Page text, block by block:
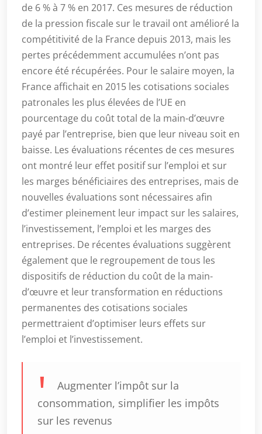
de 6 % à 7 % en 2017. Ces mesures de réduction
de la pression fiscale sur le travail ont amélioré la
compétitivité de la France depuis 2013, mais les
pertes précédemment accumulées n’ont pas
encore été récupérées. Pour le salaire moyen, la
France affichait en 2015 les cotisations sociales
patronales les plus élevées de l’UE en
pourcentage du coût total de la main-d’œuvre
payé par l’entreprise, bien que leur niveau soit en
baisse. Les évaluations récentes de ces mesures
ont montré leur effet positif sur l’emploi et sur
les marges bénéficiaires des entreprises, mais de
nouvelles évaluations sont nécessaires afin
d’estimer pleinement leur impact sur les salaires,
l’investissement, l’emploi et les marges des
entreprises. De récentes évaluations suggèrent
également que le regroupement de tous les
dispositifs de réduction du coût de la main-
d’œuvre et leur transformation en réductions
permanentes des cotisations sociales
permettraient d’optimiser leurs effets sur
l’emploi et l’investissement.
Augmenter l’impôt sur la
consommation, simplifier les impôts
sur les revenus